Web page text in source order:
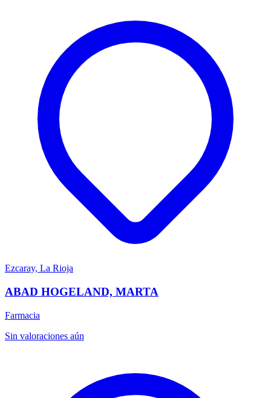
Ezcaray, La Rioja
ABAD HOGELAND, MARTA
Farmacia
Sin valoraciones aún